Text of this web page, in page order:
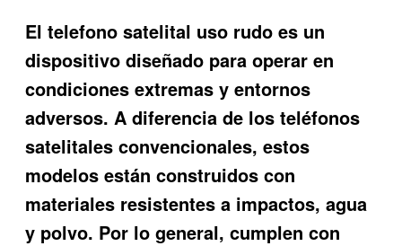
Eltelefono satelital uso rudo es un
dispositivo diseñado para operar en
condiciones extremas y entornos
adversos. A diferencia de los teléfonos
satelitales convencionales, estos
modelos están construidos con
materiales resistentes a impactos, agua
y polvo. Por lo general, cumplen con